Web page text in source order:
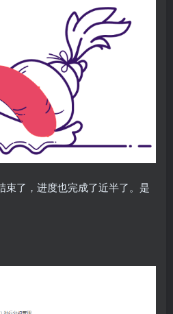
束了，进度也完成了近半了。是